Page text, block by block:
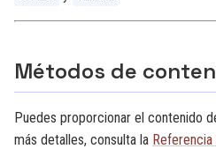
Métodos de
Puedes proporcionar el contenido
más detalles, consulta la Referencia